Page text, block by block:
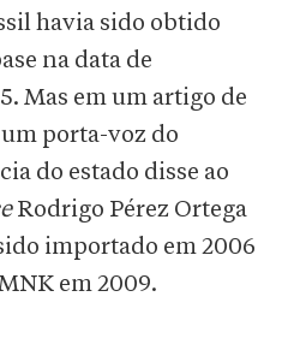
havia sido obtido
na data de
Mas em um artigo de
porta-voz do
do estado disse ao
Rodrigo Pérez Ortega
importado em 2006
em 2009.